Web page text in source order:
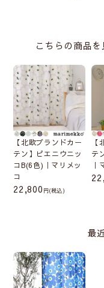
こちらの商品
【北欧ブランドカー
テン】ピエニウニッ
コB(6色)｜マリメッ
コ
22,800 (税込)
テ
｜
最